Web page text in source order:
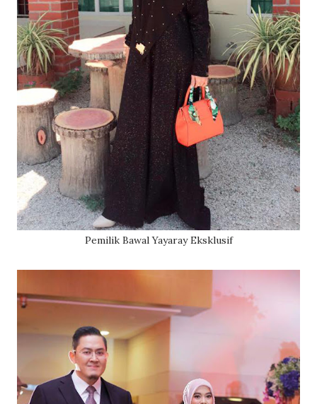
Pemilik Bawal Yayaray Eksklusif